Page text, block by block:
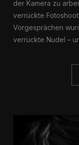
der Kamera zu
verrückte
Vorgesprächen
verrückte Nudel –